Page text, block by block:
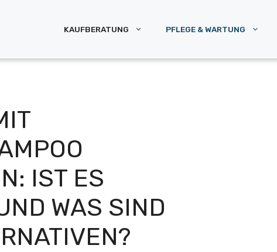
KAUFBERATUNG PFLEGE & WARTUNG
IST ES
WAS SIND